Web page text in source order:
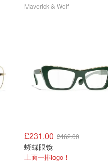
Maverick & Wolf
£231.00 £462.00
蝴蝶眼镜
上面一排logo！